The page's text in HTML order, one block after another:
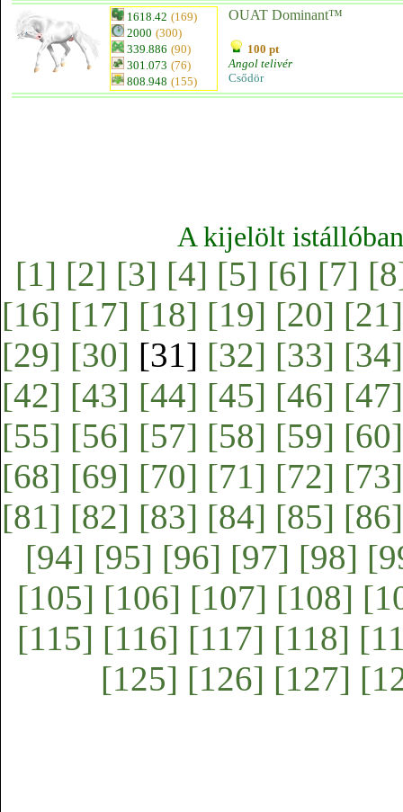
1618.42 (169)
2000 (300)
339.886 (90)
301.073 (76)
808.948 (155)
OUAT Dominant™
100 pt
Angol telivér
Csődör
A kijelölt
[1] [2] [3] [4] [5] [6] [7]
[16] [17] [18] [19] [20] [21]
[29] [30] [31] [32] [33] [34]
[42] [43] [44] [45] [46] [47]
[55] [56] [57] [58] [59] [60]
[68] [69] [70] [71] [72] [73]
[81] [82] [83] [84] [85] [86]
[94] [95] [96] [97] [98]
[105] [106] [107] [108]
[115] [116] [117] [118]
[125] [126] [127]